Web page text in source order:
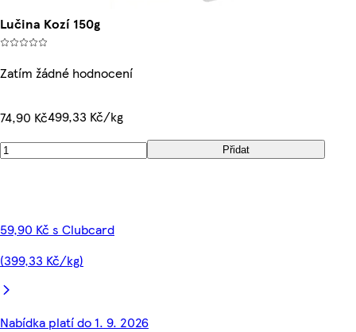
Lučina Kozí 150g
Zatím žádné hodnocení
74,90 Kč499,33 Kč/kg
Přidat
59,90 Kč s Clubcard
(399,33 Kč/kg)
Nabídka platí do 1. 9. 2026